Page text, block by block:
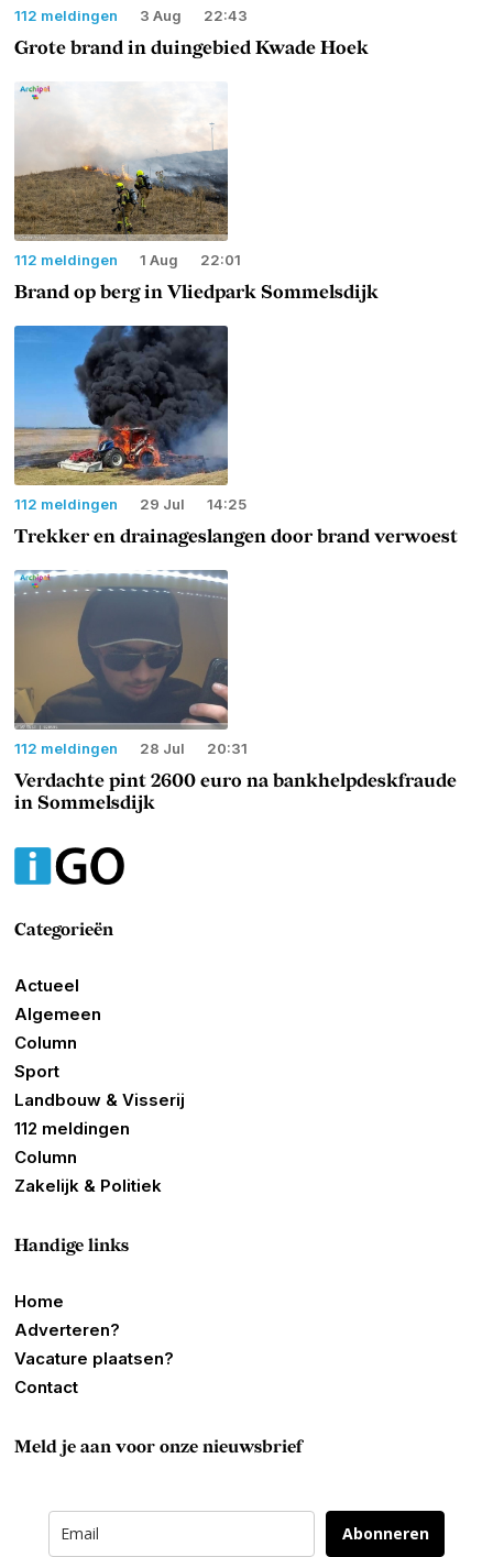
112 meldingen 3 Aug 22:43
Grote brand in duingebied Kwade Hoek
112 meldingen 1 Aug 22:01
Brand op berg in Vliedpark Sommelsdijk
112 meldingen 29 Jul 14:25
Trekker en drainageslangen door brand verwoest
112 meldingen 28 Jul 20:31
Verdachte pint 2600 euro na bankhelpdeskfraude
in Sommelsdijk
Categorieën
Actueel
Algemeen
Column
Sport
Landbouw & Visserij
112 meldingen
Column
Zakelijk & Politiek
Handige links
Home
Adverteren?
Vacature plaatsen?
Contact
Meld je aan voor onze nieuwsbrief
Abonneren